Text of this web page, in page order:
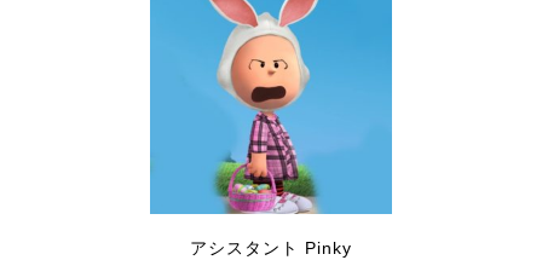
アシスタント Pinky